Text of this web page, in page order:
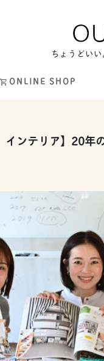
ちょうどい
ONLINE SHOP
ンテリア】20年